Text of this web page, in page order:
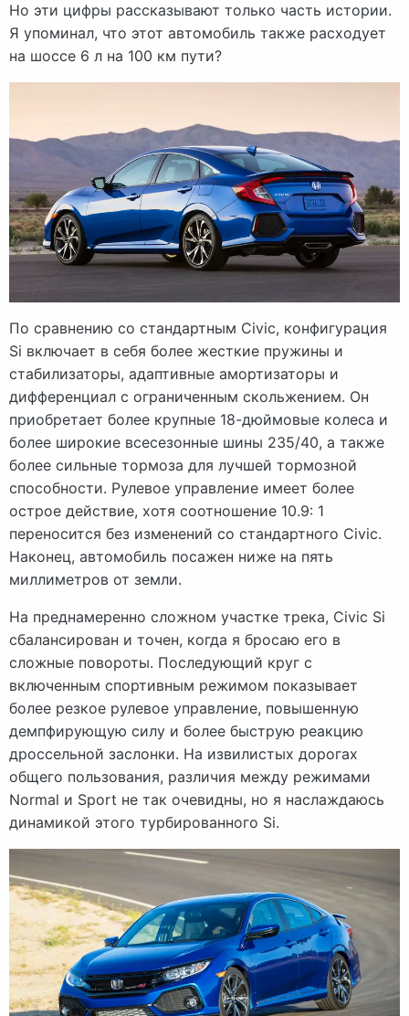
Но эти цифры рассказывают только часть истории.
Я упоминал, что этот автомобиль также расходует
на шоссе 6 л на 100 км пути?
По сравнению со стандартным Civic, конфигурация
Si включает в себя более жесткие пружины и
стабилизаторы, адаптивные амортизаторы и
дифференциал с ограниченным скольжением. Он
приобретает более крупные 18-дюймовые колеса и
более широкие всесезонные шины 235/40, а также
более сильные тормоза для лучшей тормозной
способности. Рулевое управление имеет более
острое действие, хотя соотношение 10.9: 1
переносится без изменений со стандартного Civic.
Наконец, автомобиль посажен ниже на пять
миллиметров от земли.
На преднамеренно сложном участке трека, Civic Si
сбалансирован и точен, когда я бросаю его в
сложные повороты. Последующий круг с
включенным спортивным режимом показывает
более резкое рулевое управление, повышенную
демпфирующую силу и более быструю реакцию
дроссельной заслонки. На извилистых дорогах
общего пользования, различия между режимами
Normal и Sport не так очевидны, но я наслаждаюсь
динамикой этого турбированного Si.